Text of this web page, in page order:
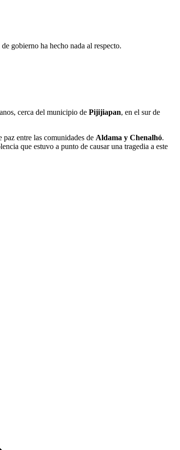
gobierno ha hecho nada al respecto.
cerca del municipio de Pijijiapan, en el sur de
entre las comunidades de Aldama y Chenalhó.
que estuvo a punto de causar una tragedia a este